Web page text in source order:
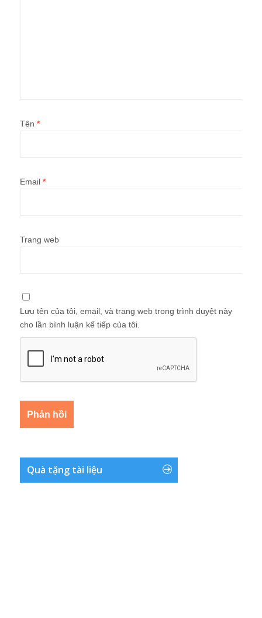
Tên *
Email *
Trang web
Lưu tên của tôi, email, và trang web trong trình duyệt này
cho lần bình luận kế tiếp của tôi.
Quà tặng tài liệu